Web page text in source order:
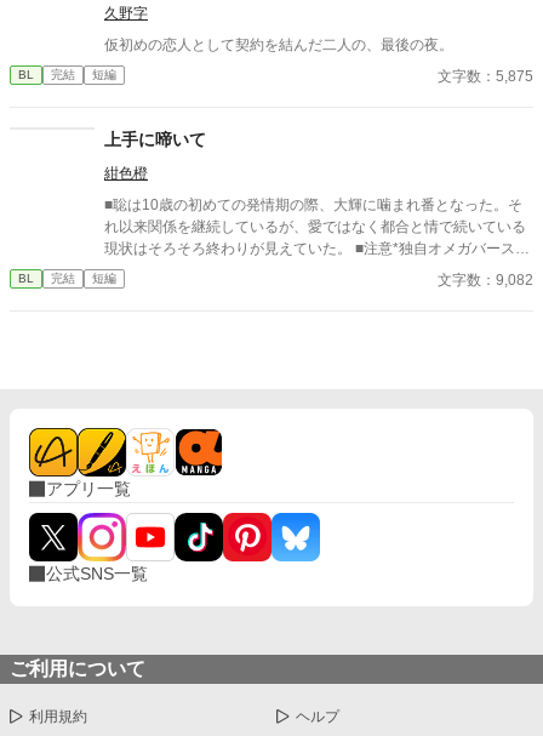
久野字
仮初めの恋人として契約を結んだ二人の、最後の夜。
BL 完結 短編 文字数：5,875
上手に啼いて
紺色橙
■聡は10歳の初めての発情期の際、大輝に噛まれ番となった。そ
れ以来関係を継続しているが、愛ではなく都合と情で続いている
現状はそろそろ終わりが見えていた。 ■注意*独自オメガバース設
定。■『それは愛か本能か』と同じ世界設定です。関係は一切な
し。
BL 完結 短編 文字数：9,082
アプリ一覧
公式SNS一覧
ご利用について
利用規約 ヘルプ